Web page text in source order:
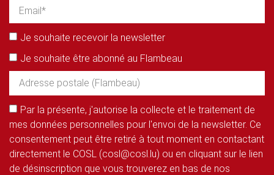
Je souhaite recevoir la newsletter
Je souhaite être abonné au Flambeau
Par la présente, j'autorise la collecte et le traitement de
mes données personnelles pour l'envoi de la newsletter. Ce
consentement peut être retiré à tout moment en contactant
directement le COSL (cosl@cosl.lu) ou en cliquant sur le lien
de désinscription que vous trouverez en bas de nos